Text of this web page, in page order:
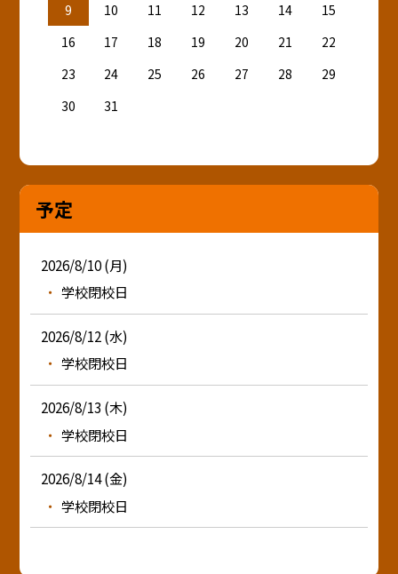
9
10 11 12 13 14
15
16
17 18 19 20 21
22
23
24 25 26 27 28
29
30
31
予定
2026/8/10 (月)
学校閉校日
2026/8/12 (水)
学校閉校日
2026/8/13 (木)
学校閉校日
2026/8/14 (金)
学校閉校日